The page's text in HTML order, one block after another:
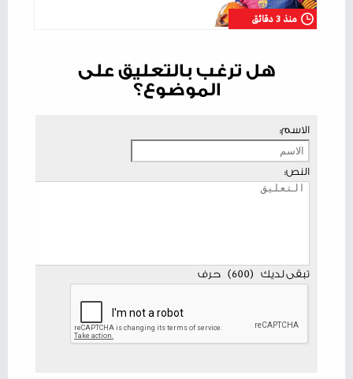
منذ 3 دقائق
هل ترغب بالتعليق على
الموضوع؟
الاسم:
النص:
تبقى لديك (
600
) حرف